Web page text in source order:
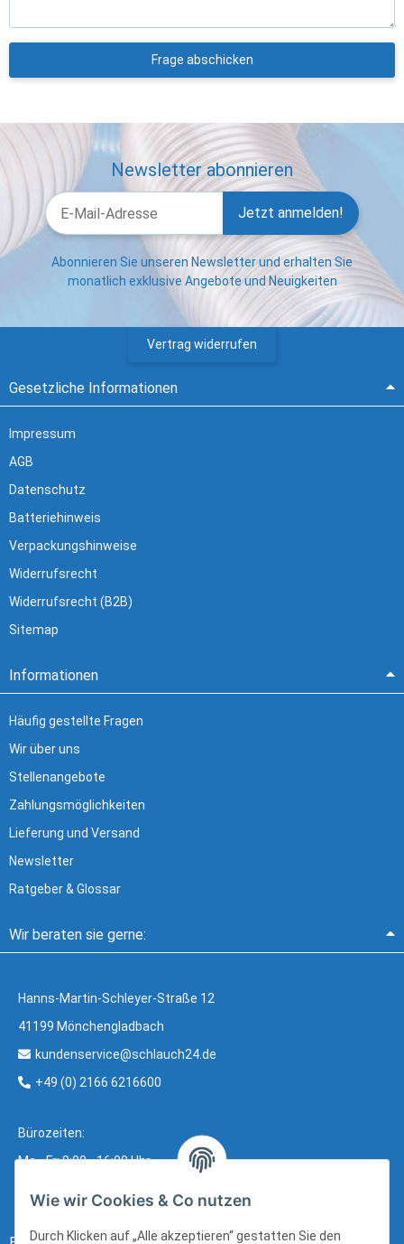
Frage abschicken
Newsletter abonnieren
Jetzt anmelden!
Abonnieren Sie unseren Newsletter und erhalten Sie
monatlich exklusive Angebote und Neuigkeiten
Vertrag widerrufen
Gesetzliche Informationen
Impressum
AGB
Datenschutz
Batteriehinweis
Verpackungshinweise
Widerrufsrecht
Widerrufsrecht (B2B)
Sitemap
Informationen
Häufig gestellte Fragen
Wir über uns
Stellenangebote
Zahlungsmöglichkeiten
Lieferung und Versand
Newsletter
Ratgeber & Glossar
Wir beraten sie gerne:
Hanns-Martin-Schleyer-Straße 12
41199 Mönchengladbach
kundenservice@schlauch24.de
+49 (0) 2166 6216600
Bürozeiten:
Mo - Fr: 8:00 - 16:00 Uhr
Wie wir Cookies & Co nutzen
Durch Klicken auf „Alle akzeptieren“ gestatten Sie den